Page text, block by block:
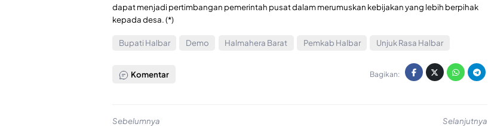
dapat menjadi pertimbangan pemerintah pusat dalam merumuskan kebijakan yang lebih berpihak
kepada desa. (*)
Bupati Halbar Demo Halmahera Barat Pemkab Halbar Unjuk Rasa Halbar
Komentar Bagikan:
Sebelumnya
Selanjutnya